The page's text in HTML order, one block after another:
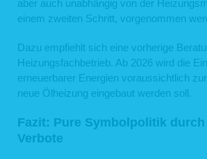
aber auch unabhängig von der
einem zweiten Schritt, vorgenommen
Dazu empfiehlt sich eine vorherige
Heizungsfachbetrieb. Ab 2026 wird die
erneuerbarer Energien voraussichtlich
neue Ölheizung eingebaut werden soll.
Fazit: Pure Symbolpolitik
Verbote
IP-Adresse des anfordernden Rechners
Webseite, die der Nutzer über unsere
Die aufgelisteten Daten erheben wir, um einen
der Webseite zu gewährleisten und eine
durch die Nutzer zu ermöglichen.
Rechtsgrundlage für die Verarbeitung der Daten ist
Art. 6 Abs. 1 lit. f DSGVO bzw. § 25 Abs. 1 S. 1, Abs.
Zudem dienen die Logfiles der Auswertung der
sowie administrativen Zwecken.